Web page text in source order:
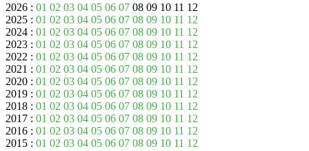
2026 : 01 02 03 04 05 06 07 08 09 10 11 12
2025 : 01 02 03 04 05 06 07 08 09 10 11 12
2024 : 01 02 03 04 05 06 07 08 09 10 11 12
2023 : 01 02 03 04 05 06 07 08 09 10 11 12
2022 : 01 02 03 04 05 06 07 08 09 10 11 12
2021 : 01 02 03 04 05 06 07 08 09 10 11 12
2020 : 01 02 03 04 05 06 07 08 09 10 11 12
2019 : 01 02 03 04 05 06 07 08 09 10 11 12
2018 : 01 02 03 04 05 06 07 08 09 10 11 12
2017 : 01 02 03 04 05 06 07 08 09 10 11 12
2016 : 01 02 03 04 05 06 07 08 09 10 11 12
2015 : 01 02 03 04 05 06 07 08 09 10 11 12